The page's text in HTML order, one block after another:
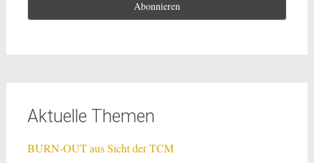
Aktuelle Themen
BURN-OUT aus Sicht der TCM